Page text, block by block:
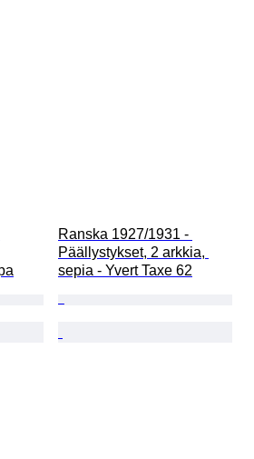
Ranska 1927/1931 -
Päällystykset, 2 arkkia,
sepia - Yvert Taxe 62